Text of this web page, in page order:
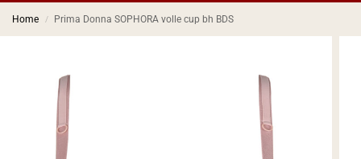
Home / Prima Donna SOPHORA volle cup bh BDS